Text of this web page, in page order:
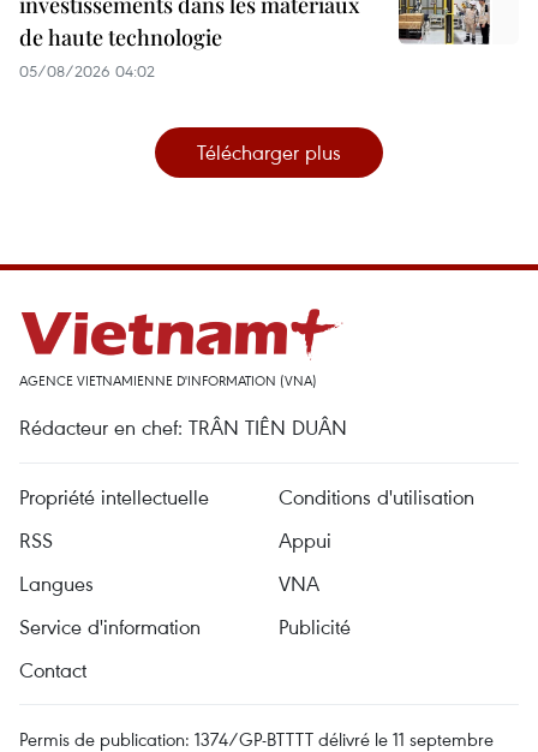
de haute technologie
05/08/2026 04:02
Télécharger plus
AGENCE VIETNAMIENNE D'INFORMATION (VNA)
Rédacteur en chef: TRÂN TIÊN DUÂN
Propriété intellectuelle
Conditions d'utilisation
RSS
Appui
Langues
VNA
Service d'information
Publicité
Contact
Permis de publication: 1374/GP-BTTTT délivré le 11 septembre